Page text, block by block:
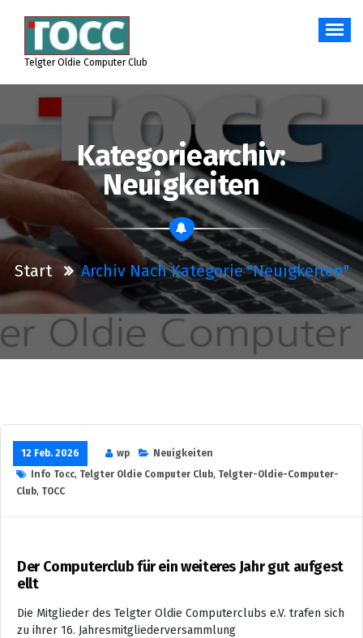
Inhalt
Telgter Oldie Computer Club
Kategoriearchiv:
Neuigkeiten
Start Archiv Nach Kategorie "Neuigkeiten"
12 Feb. 2026 wp
Neuigkeiten
Info Tocc, Telgter Oldie Computer Club, Telgter-Oldie-Computer-
Club, TOCC
Der Computerclub für ein weiteres Jahr gut aufgest
ellt
Die Mitglieder des Telgter Oldie Computerclubs e.V. trafen sich
zu ihrer 16. Jahresmitgliederversammlung